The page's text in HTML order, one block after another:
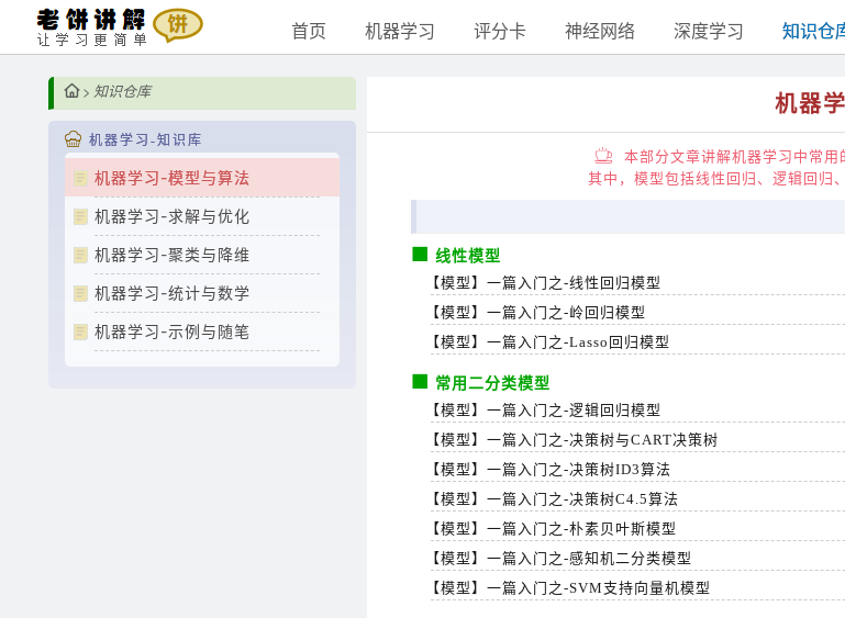
首页 机器学习 评分卡 神经网络 深度学习 知识仓
> 知识仓库
机器学习-知识库
机器学习-模型与算法
机器学习-求解与优化
机器学习-聚类与降维
机器学习-统计与数学
机器学习-示例与随笔
机器
本部分文章讲解机器学习中常
其中，模型包括线性回归、逻辑回归
线性模型
【模型】一篇入门之-线性回归模型
【模型】一篇入门之-岭回归模型
【模型】一篇入门之-Lasso回归模型
常用二分类模型
【模型】一篇入门之-逻辑回归模型
【模型】一篇入门之-决策树与CART决策树
【模型】一篇入门之-决策树ID3算法
【模型】一篇入门之-决策树C4.5算法
【模型】一篇入门之-朴素贝叶斯模型
【模型】一篇入门之-感知机二分类模型
【模型】一篇入门之-SVM支持向量机模型